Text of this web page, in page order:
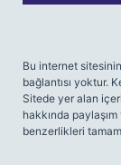
Bu internet
bağlantısı yoktur.
Sitede yer alan
hakkında
benzerlikleri